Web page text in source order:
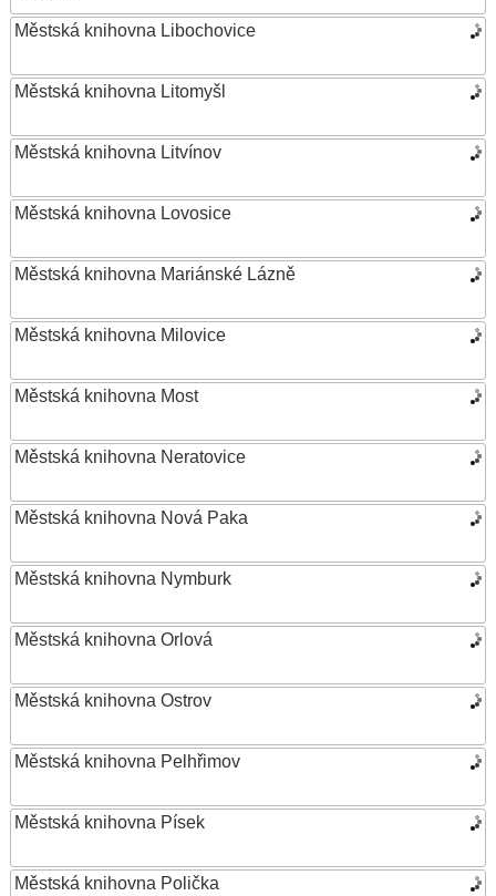
Městská knihovna Libochovice
Městská knihovna Litomyšl
Městská knihovna Litvínov
Městská knihovna Lovosice
Městská knihovna Mariánské Lázně
Městská knihovna Milovice
Městská knihovna Most
Městská knihovna Neratovice
Městská knihovna Nová Paka
Městská knihovna Nymburk
Městská knihovna Orlová
Městská knihovna Ostrov
Městská knihovna Pelhřimov
Městská knihovna Písek
Městská knihovna Polička